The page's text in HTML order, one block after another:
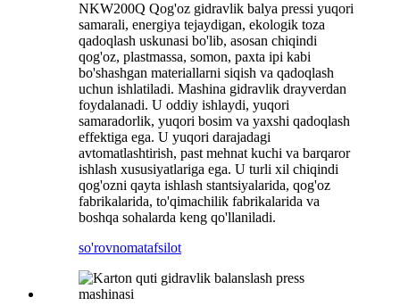
NKW200Q Qog'oz gidravlik balya pressi yuqori
samarali, energiya tejaydigan, ekologik toza
qadoqlash uskunasi bo'lib, asosan chiqindi
qog'oz, plastmassa, somon, paxta ipi kabi
bo'shashgan materiallarni siqish va qadoqlash
uchun ishlatiladi. Mashina gidravlik drayverdan
foydalanadi. U oddiy ishlaydi, yuqori
samaradorlik, yuqori bosim va yaxshi qadoqlash
effektiga ega. U yuqori darajadagi
avtomatlashtirish, past mehnat kuchi va barqaror
ishlash xususiyatlariga ega. U turli xil chiqindi
qog'ozni qayta ishlash stantsiyalarida, qog'oz
fabrikalarida, to'qimachilik fabrikalarida va
boshqa sohalarda keng qo'llaniladi.
so'rovnomatafsilot